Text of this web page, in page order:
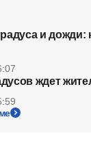
и дожди:
ждет